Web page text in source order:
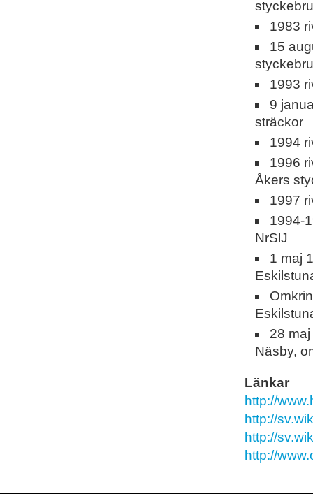
1983
15
1993
9
sträckor
1994
1996
Åkers
1997
1994-
NrSlJ
1 maj
28
Näsby,
Länkar
http://
http://
http://
http://